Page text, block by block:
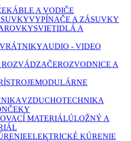
KÁBLE A VODIČE
VYPÍNAČE A ZÁSUVKY
SVIETIDLÁ A
AUDIO - VIDEO
ROZVODNICE A
MODULÁRNE
VZDUCHOTECHNIKA
ÚLOŽNÝ A
ELEKTRICKÉ KÚRENIE